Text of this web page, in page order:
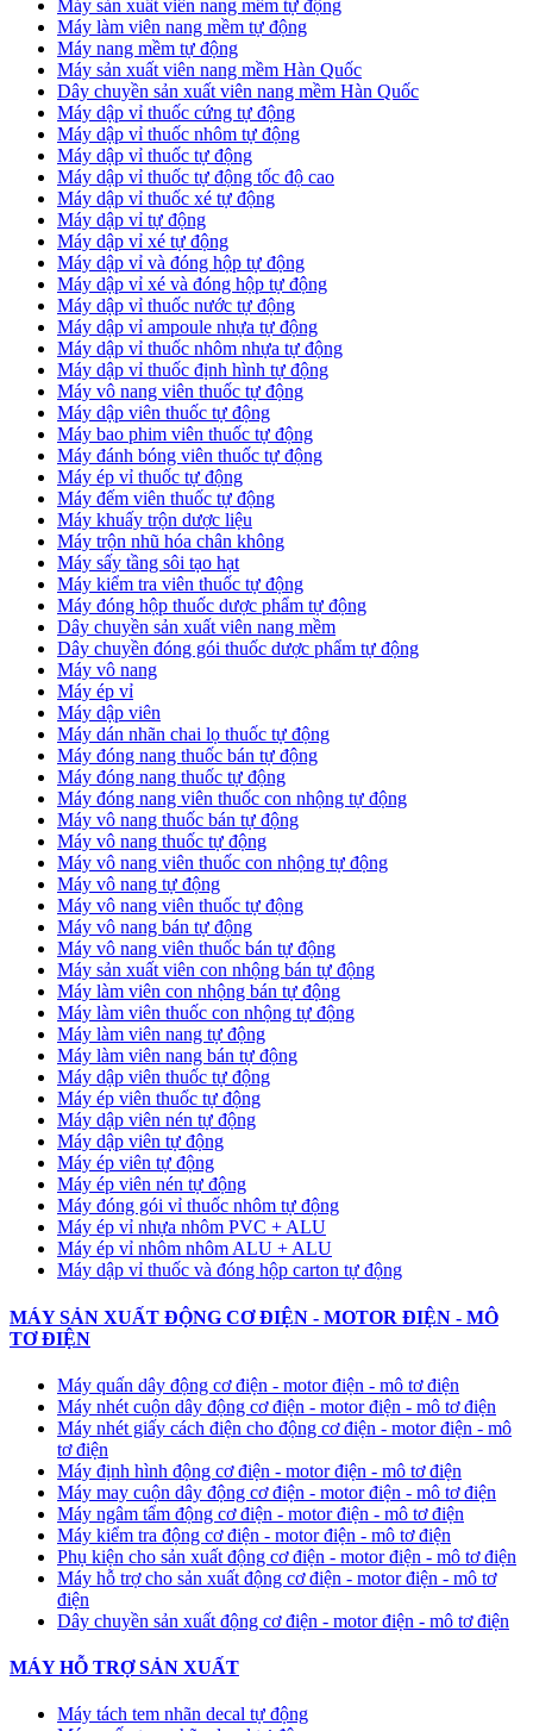
​Máy sản xuất viên nang mềm tự động
Máy làm viên nang mềm tự động
Máy nang mềm tự động
​Máy sản xuất viên nang mềm Hàn Quốc
​Dây chuyền sản xuất viên nang mềm Hàn Quốc
Máy dập vỉ thuốc cứng tự động
Máy dập vỉ thuốc nhôm tự động
Máy dập vỉ thuốc tự động​
​Máy dập vỉ thuốc tự động tốc độ cao
Máy dập vỉ thuốc xé tự động
​Máy dập vỉ tự động
​Máy dập vỉ xé tự động
​Máy dập vỉ và đóng hộp tự động
​Máy dập vỉ xé và đóng hộp tự động
​Máy dập vỉ thuốc nước tự động
Máy dập vỉ ampoule nhựa tự động
Máy dập vỉ thuốc nhôm nhựa tự động
Máy dập vỉ thuốc định hình tự động
Máy vô nang viên thuốc tự động
Máy dập viên thuốc tự động
Máy bao phim viên thuốc tự động
Máy đánh bóng viên thuốc tự động
Máy ép vỉ thuốc tự động
Máy đếm viên thuốc tự động
Máy khuấy trộn dược liệu
Máy trộn nhũ hóa chân không
Máy sấy tầng sôi tạo hạt
Máy kiểm tra viên thuốc tự động
Máy đóng hộp thuốc dược phẩm tự động
Dây chuyền sản xuất viên nang mềm
Dây chuyền đóng gói thuốc dược phẩm tự động
Máy vô nang
Máy ép vỉ
Máy dập viên
Máy dán nhãn chai lọ thuốc tự động
Máy đóng nang thuốc bán tự động
Máy đóng nang thuốc tự động
Máy đóng nang viên thuốc con nhộng tự động
Máy vô nang thuốc bán tự động
Máy vô nang thuốc tự động
Máy vô nang viên thuốc con nhộng tự động
Máy vô nang tự động
Máy vô nang viên thuốc tự động
Máy vô nang bán tự động
Máy vô nang viên thuốc bán tự động
Máy sản xuất viên con nhộng bán tự động
Máy làm viên con nhộng bán tự động
Máy làm viên thuốc con nhộng tự động
Máy làm viên nang tự động
Máy làm viên nang bán tự động
Máy dập viên thuốc tự động
​Máy ép viên thuốc tự động
​Máy dập viên nén tự động
​Máy dập viên tự động
Máy ép viên tự động
​Máy ép viên nén tự động
Máy đóng gói vỉ thuốc nhôm tự động
​Máy ép vỉ nhựa nhôm PVC + ALU
​Máy ép vỉ nhôm nhôm ALU + ALU
Máy dập vỉ thuốc và đóng hộp carton tự động
MÁY SẢN XUẤT ĐỘNG CƠ ĐIỆN - MOTOR ĐIỆN - MÔ
TƠ ĐIỆN
Máy quấn dây động cơ điện - motor điện - mô tơ điện
Máy nhét cuộn dây động cơ điện - motor điện - mô tơ điện
Máy nhét giấy cách điện cho động cơ điện - motor điện - mô
tơ điện
Máy định hình động cơ điện - motor điện - mô tơ điện
Máy may cuộn dây động cơ điện - motor điện - mô tơ điện
Máy ngâm tẩm động cơ điện - motor điện - mô tơ điện
Máy kiểm tra động cơ điện - motor điện - mô tơ điện
Phụ kiện cho sản xuất động cơ điện - motor điện - mô tơ điện
Máy hỗ trợ cho sản xuất động cơ điện - motor điện - mô tơ
điện
Dây chuyền sản xuất động cơ điện - motor điện - mô tơ điện
MÁY HỖ TRỢ SẢN XUẤT
Máy tách tem nhãn decal tự động